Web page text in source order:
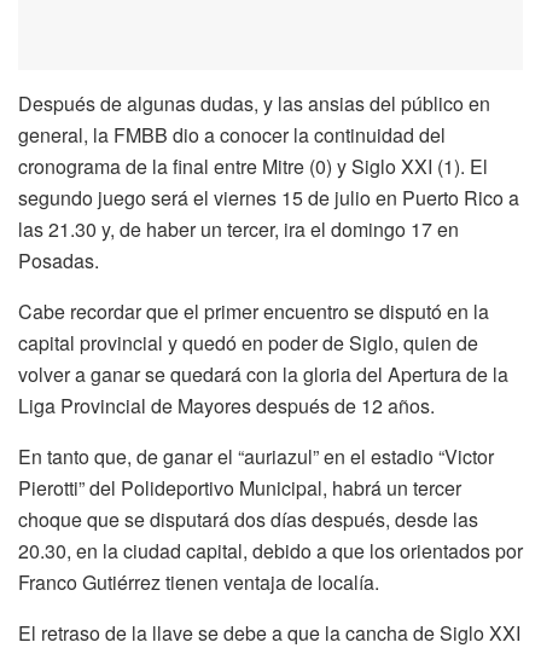
Después de algunas dudas, y las ansias del público en
general, la FMBB dio a conocer la continuidad del
cronograma de la final entre Mitre (0) y Siglo XXI (1). El
segundo juego será el viernes 15 de julio en Puerto Rico a
las 21.30 y, de haber un tercer, ira el domingo 17 en
Posadas.
Cabe recordar que el primer encuentro se disputó en la
capital provincial y quedó en poder de Siglo, quien de
volver a ganar se quedará con la gloria del Apertura de la
Liga Provincial de Mayores después de 12 años.
En tanto que, de ganar el “auriazul” en el estadio “Victor
Pierotti” del Polideportivo Municipal, habrá un tercer
choque que se disputará dos días después, desde las
20.30, en la ciudad capital, debido a que los orientados por
Franco Gutiérrez tienen ventaja de localía.
El retraso de la llave se debe a que la cancha de Siglo XXI